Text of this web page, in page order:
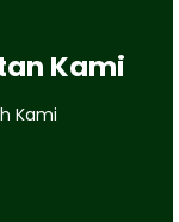
Kami
Kami